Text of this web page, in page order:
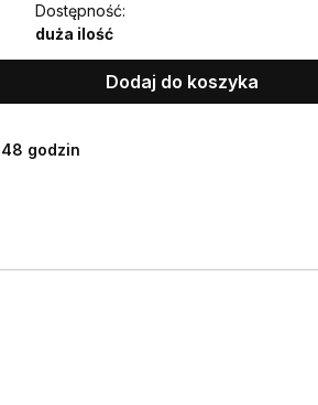
Dostępność:
duża ilość
Dodaj do koszyka
48 godzin